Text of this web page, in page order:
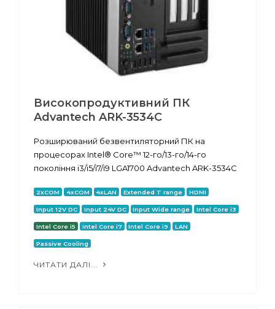
Високопродуктивний ПК
Advantech ARK-3534C
Розширюваний безвентиляторний ПК на
процесорах Intel® Core™ 12-го/13-го/14-го
покоління i3/i5/i7/i9 LGA1700 Advantech ARK-3534C
2xCOM 4xCOM 4xLAN Extended T range HDMI
Input 12V DC Input 24V DC Input Wide range Intel Core i3
Intel Core i5 Intel Core i7 Intel Core i9 LAN
Passive Cooling
ЧИТАТИ ДАЛІ...